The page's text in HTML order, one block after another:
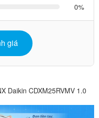
0
giá
Daikin CDXM25RVMV 1.0